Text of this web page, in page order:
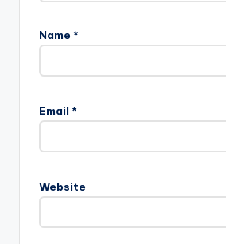
Name *
Email *
Website